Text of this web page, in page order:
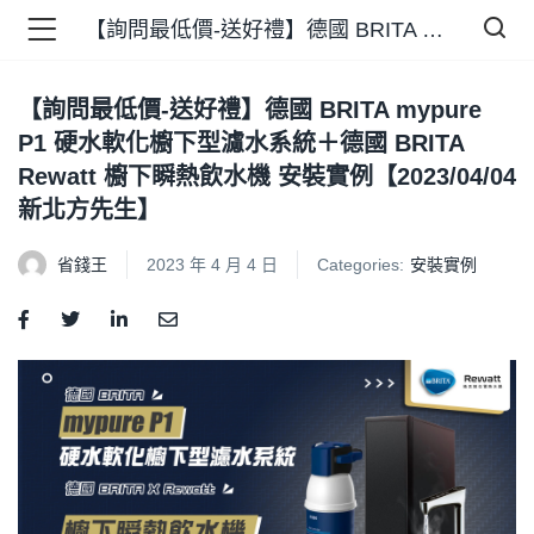
)
)
)
王 )
【詢問最低價-送好禮】德國 BRITA mypure P1 硬水軟化櫥下型濾水系統＋德國 BRITA Rewatt 櫥下瞬熱飲水機 安裝實例【2023/04/04 新北方先生】
【詢問最低價-送好禮】德國 BRITA mypure
P1 硬水軟化櫥下型濾水系統＋德國 BRITA
Rewatt 櫥下瞬熱飲水機 安裝實例【2023/04/04
新北方先生】
省錢王 2023 年 4 月 4 日 Categories: 安裝實例